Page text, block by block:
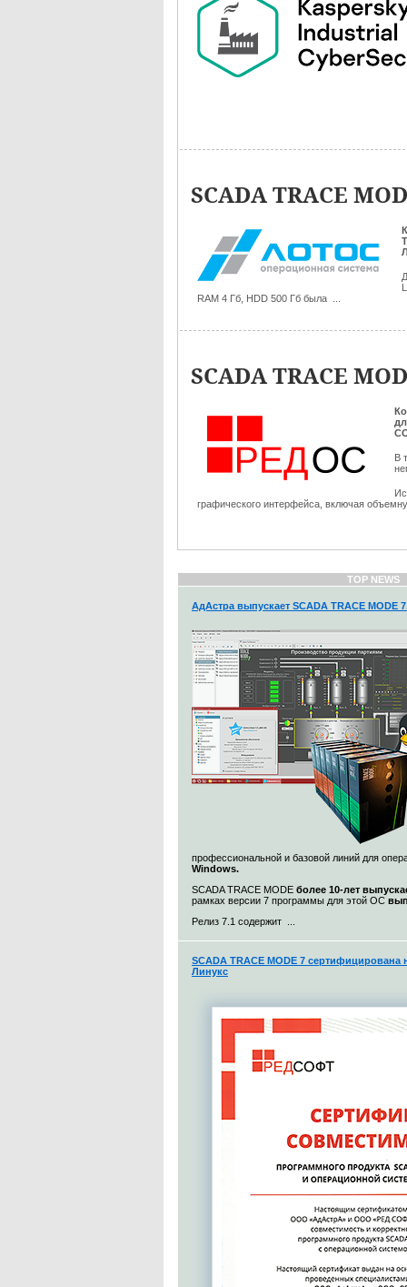
SCADA TRACE
RAM 4 Гб, HDD 500 Гб была ...
SCADA TRACE
В
графического интерфейса, включая
TOP NEWS
АдАстра выпускает SCADA TRACE MODE
профессиональной и базовой линий для
Windows.
SCADA TRACE MODE более 10-лет
рамках версии 7 программы для этой ОС
Релиз 7.1 содержит ...
SCADA TRACE MODE 7
Линукс